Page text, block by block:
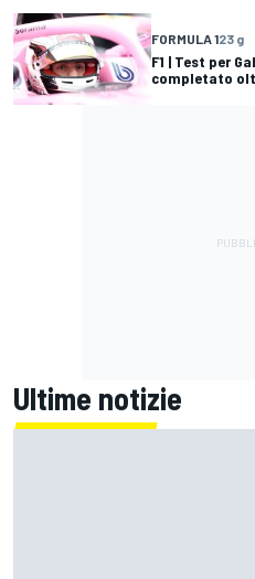
FORMULA 123 g
F1 | Test per
completato
Ultime notizie